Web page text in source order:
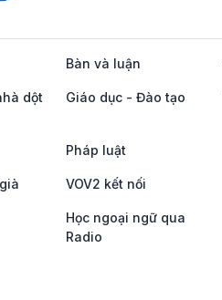
Bàn và luận
dột
Giáo dục - Đào tạo
Pháp luật
VOV2 kết nối
Học ngoại ngữ qua
Radio